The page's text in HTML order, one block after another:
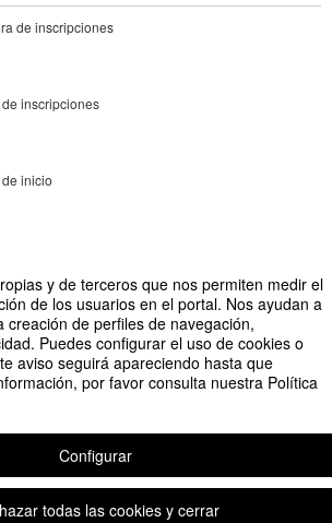
y de terceros que nos permiten medir el
de los usuarios en el portal. Nos ayudan a
creación de perfiles de navegación,
Puedes configurar el uso de cookies o
aviso seguirá apareciendo hasta que
por favor consulta nuestra Política
Configurar
todas las cookies y cerrar
de inscripciones
inscripciones
inicio
Sensible
Plataforma de organización de eventos Symposium